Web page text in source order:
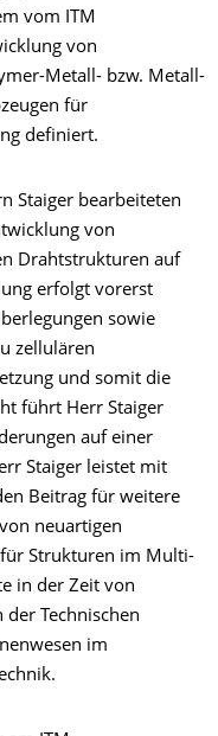
vom ITM
von
Metall- bzw. Metall-
für
definiert.
Staiger bearbeiteten
von
Drahtstrukturen auf
erfolgt vorerst
sowie
zellulären
und somit die
führt Herr Staiger
auf einer
Staiger leistet mit
Beitrag für weitere
neuartigen
Strukturen im Multi-
in der Zeit von
Technischen
im